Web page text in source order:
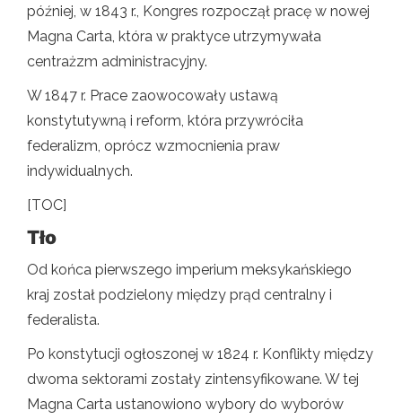
później, w 1843 r., Kongres rozpoczął pracę w nowej
Magna Carta, która w praktyce utrzymywała
centrażzm administracyjny.
W 1847 r. Prace zaowocowały ustawą
konstytutywną i reform, która przywróciła
federalizm, oprócz wzmocnienia praw
indywidualnych.
[TOC]
Tło
Od końca pierwszego imperium meksykańskiego
kraj został podzielony między prąd centralny i
federalista.
Po konstytucji ogłoszonej w 1824 r. Konflikty między
dwoma sektorami zostały zintensyfikowane. W tej
Magna Carta ustanowiono wybory do wyborów